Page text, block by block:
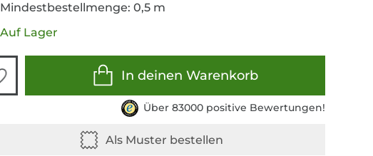
Mindestbestellmenge: 0,5 m
Auf Lager
In deinen Warenkorb
Über 83000 positive Bewertungen!